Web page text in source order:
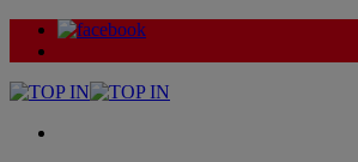
Zum
Inhalt